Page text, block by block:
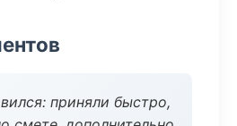
приняли быстро,